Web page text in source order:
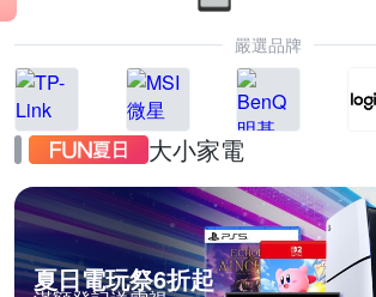
嚴選品牌
大小家電
夏日電玩祭6折起